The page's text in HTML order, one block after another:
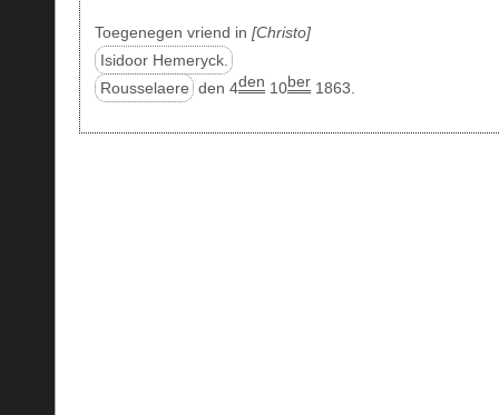
Toegenegen vriend in Christo
Isidoor Hemeryck.
Rousselaere den 4den 10ber 1863.